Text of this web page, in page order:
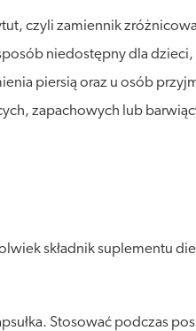
czyli zamiennik
niedostępny dla
piersią oraz u osób
zapachowych lub
składnik suplementu
Stosować podczas